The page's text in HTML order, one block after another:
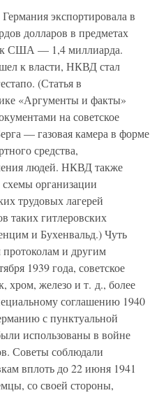
экспортировала в
долларов в предметах
США — 1,4 миллиарда.
к власти, НКВД стал
(Статья в
«Аргументы и факты»
на советское
— газовая камера в форме
средства,
людей. НКВД также
организации
трудовых лагерей
таких гитлеровских
и Бухенвальд.) Чуть
протоколам и другим
1939 года, советское
хром, железо и т. д., более
соглашению 1940
с пунктуальной
использованы в войне
Советы соблюдали
вплоть до 22 июня 1941
со своей стороны,